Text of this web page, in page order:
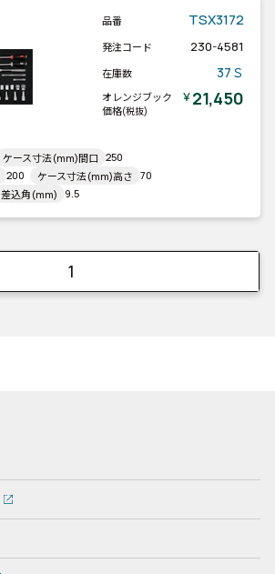
品番 TSX3172
発注コード 230-4581
在庫数 37Ｓ
オレンジブック
価格(税抜)
￥21,450
ケース寸法(mm)間口 250
200 ケース寸法(mm)高さ 70
差込角(mm) 9.5
1